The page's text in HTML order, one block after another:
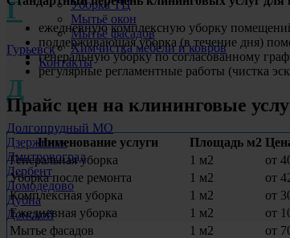
Г
Гурьевск
Д
Долгопрудный МО
Дзержинск
Дмитровоград
Дербент
Домодедово
Дубна
Донской
Уборка ТЦ
Мытьё окон
Мытьё фасадов
Химчистка мебели и ковров
Контакты
ежедневную комплексную уборку
поддерживающая уборка (в течение дня)
генеральную уборку по согласованному
регулярные регламентные работы (чистка
Прайс цен на клининговые
Нименование услуги Площадь м2
Генеральная уборка
1 м2
от
Уборка после ремонта
1 м2
от
Комплексная уборка
1 м2
от
Ежедневная уборка
1 м2
от
Мытье фасадов
1 м2
от